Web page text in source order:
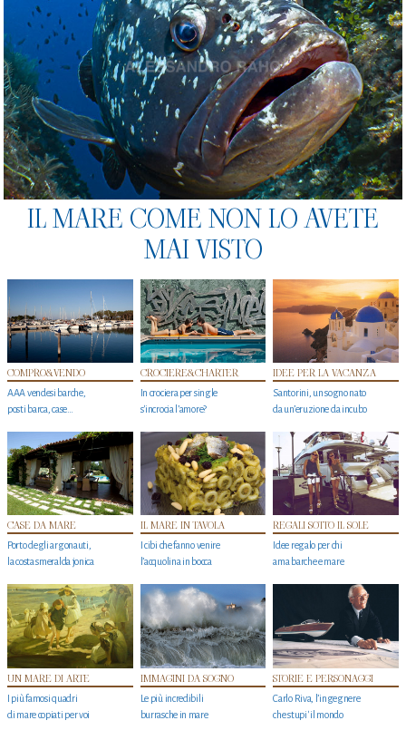
IL MARE COME NON LO AVETE
MAI VISTO
COMPRO&VENDO
AAA vendesi barche,
posti barca, case…
CROCIERE&CHARTER
In crociera per single
s'incrocia l’amore?
IDEE PER LA VACANZA
Santorini, un sogno nato
da un’eruzione da incubo
CASE DA MARE
Porto degli argonauti,
la costa smeralda jonica
IL MARE IN TAVOLA
I cibi che fanno venire
l’acquolina in bocca
REGALI SOTTO IL SOLE
Idee regalo per chi
ama barche e mare
UN MARE DI ARTE
I più famosi quadri
di mare copiati per voi
IMMAGINI DA SOGNO
Le più incredibili
burrasche in mare
STORIE E PERSONAGGI
Carlo Riva, l’ingegnere
che stupi' il mondo